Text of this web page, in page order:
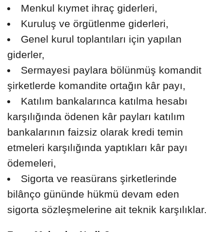
Menkul kıymet ihraç giderleri,
Kuruluş ve örgütlenme giderleri,
Genel kurul toplantıları için yapılan
giderler,
Sermayesi paylara bölünmüş komandit
şirketlerde komandite ortağın kâr payı,
Katılım bankalarınca katılma hesabı
karşılığında ödenen kâr payları katılım
bankalarının faizsiz olarak kredi temin
etmeleri karşılığında yaptıkları kâr payı
ödemeleri,
Sigorta ve reasürans şirketlerinde
bilânço gününde hükmü devam eden
sigorta sözleşmelerine ait teknik karşılıklar.